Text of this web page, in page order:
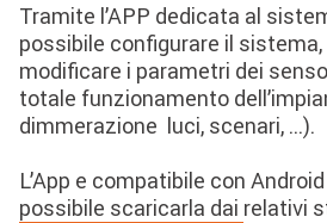
Tramite l’APP dedicata al
possibile configurare il
modificare i parametri dei
totale funzionamento
dimmerazione luci, scenari, ...).
L’App e compatibile con
possibile scaricarla dai relativi